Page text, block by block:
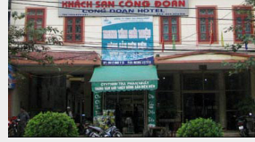
Công văn số 2930/TLĐ-TC, ngày
31/12/2024 của Tổng LĐLĐ Việt Nam
về việc quy định tỷ lệ phân phối tự động
KPCĐ 2% qua tài khoản Công đoàn
Việt Nam về các cấp Công đoàn năm
Thời gian đăng: 06/01/2025
lượt xem: 1067 | lượt tải:438